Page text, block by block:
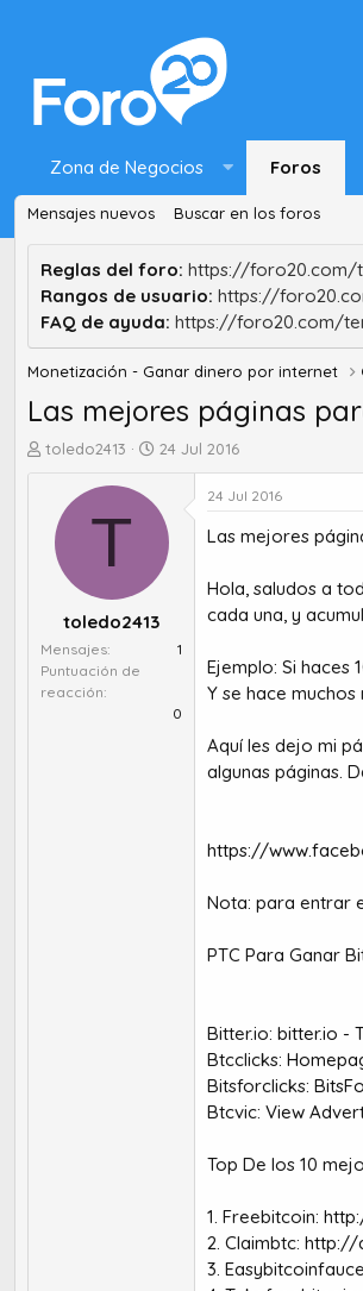
Zona de Negocios Foros
Mensajes nuevos Buscar en los foros
Reglas del foro: https://foro20.com/
Rangos de usuario: https://
FAQ de ayuda: https://foro20.com/
Monetización - Ganar dinero por internet
Las mejores páginas
A
m
a
toledo2413
F
h
d
n
24 Jul 2016
T
toledo2413
Mensajes
1
Puntuación de
reacción
0
24 Jul 2016
Las mejores
Hola, saludos a
cada una, y
Ejemplo: Si haces
Y se hace muchos
Aquí les dejo mi
algunas páginas.
https://
Nota: para entrar
PTC Para Ganar
Bitter.io: bitter.io -
Btcclicks:
Bitsforclicks:
Btcvic: View
Top De los 10
1. Freebitcoin:
2. Claimbtc: http://
3.